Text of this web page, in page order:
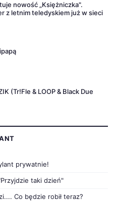
nowość „Księżniczka".
z letnim teledyskiem już w sieci
(Tr!Fle & LOOP & Black Due
prywatnie!
taki dzień"
Co będzie robił teraz?